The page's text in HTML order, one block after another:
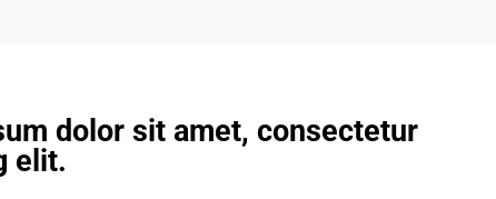
dolor sit amet, consectetur
elit.​